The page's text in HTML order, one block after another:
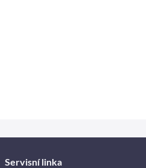
Servisní linka